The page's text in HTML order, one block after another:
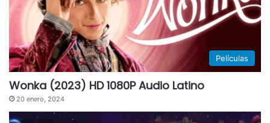
Películas
Wonka (2023) HD 1080P Audio Latino
20 enero, 2024